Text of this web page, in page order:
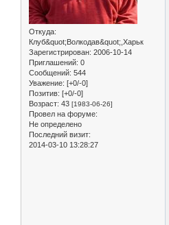
Откуда:
Клуб&quot;Волкодав&quot;,Харьк
Зарегистрирован: 2006-10-14
Приглашений: 0
Сообщений: 544
Уважение: [+0/-0]
Позитив: [+0/-0]
Возраст: 43 [1983-06-26]
Провел на форуме:
Не определено
Последний визит:
2014-03-10 13:28:27